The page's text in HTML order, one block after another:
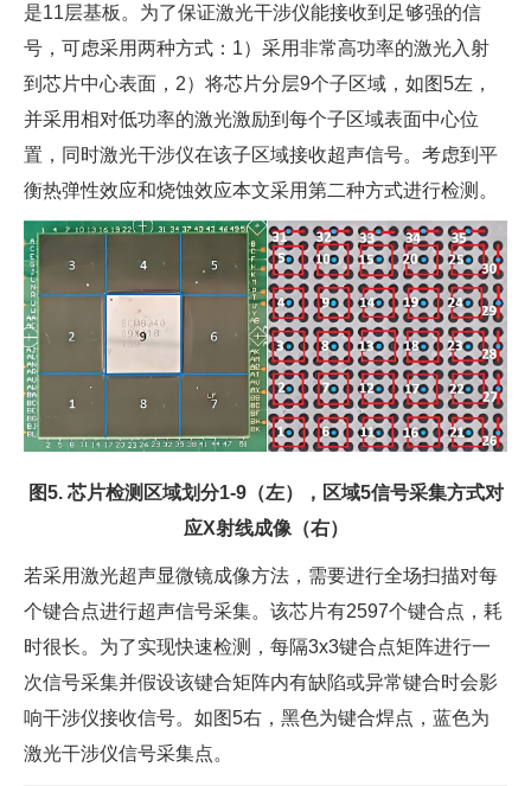
是11层基板。为了保证激光干涉仪能接收到足够强的信
号，可虑采用两种方式：1）采用非常高功率的激光入射
到芯片中心表面，2）将芯片分层9个子区域，如图5左，
并采用相对低功率的激光激励到每个子区域表面中心位
置，同时激光干涉仪在该子区域接收超声信号。考虑到平
衡热弹性效应和烧蚀效应本文采用第二种方式进行检测。
图5. 芯片检测区域划分1-9（左），区域5信号采集方式对
应X射线成像（右）
若采用激光超声显微镜成像方法，需要进行全场扫描对每
个键合点进行超声信号采集。该芯片有2597个键合点，耗
时很长。为了实现快速检测，每隔3x3键合点矩阵进行一
次信号采集并假设该键合矩阵内有缺陷或异常键合时会影
响干涉仪接收信号。如图5右，黑色为键合焊点，蓝色为
激光干涉仪信号采集点。